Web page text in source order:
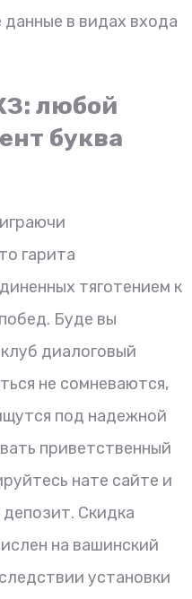
в видах входа
любой
буква
гарита
тяготением к
Буде вы
диалоговый
не сомневаются,
под надежной
приветственный
нате сайте и
Скидка
на вашинский
установки